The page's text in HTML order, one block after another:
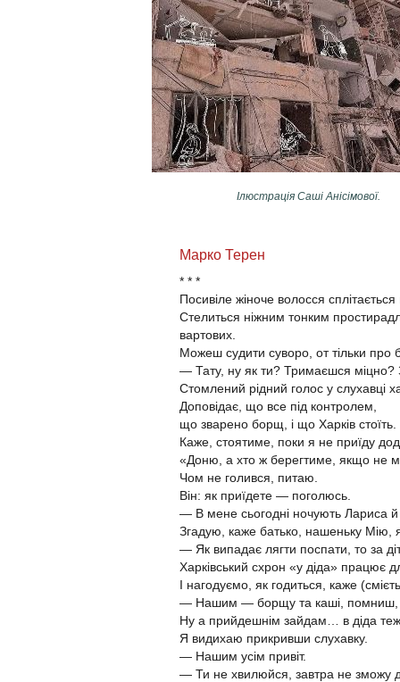
Ілюстрація Саші Анісімової.​
Марко Терен
* * *
Посивіле жіноче волосся сплітається
Стелиться ніжним тонким
вартових.
Можеш судити суворо, от тільки про
— Тату, ну як ти? Тримаєшся
Стомлений рідний голос у слухавці
Доповідає, що все під контролем,
що зварено борщ, і що Харків стоїть.
Каже, стоятиме, поки я не приїду
«Доню, а хто ж берегтиме, якщо не
Чом не голився, питаю.
Він: як приїдете — поголюсь.
— В мене сьогодні ночують Лариса
Згадую, каже батько, нашеньку Мію,
— Як випадає лягти поспати, то за
Харківський схрон «у діда» працює
І нагодуємо, як годиться, каже
— Нашим — борщу та каші, помниш,
Ну а прийдешнім зайдам… в діда
Я видихаю прикривши слухавку.
— Нашим усім привіт.
— Ти не хвилюйся, завтра не зможу